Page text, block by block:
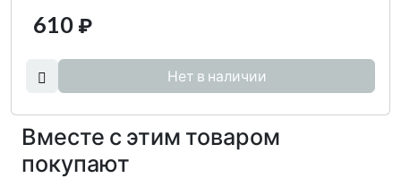
610 ₽
Нет в наличии
Вместе с этим товаром
покупают